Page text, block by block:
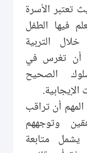
تعتبر الأسرة
فيها الطفل
التربية
أن تغرس في
الصحيح
المهم أن تراقب
وتوجههم
متابعة